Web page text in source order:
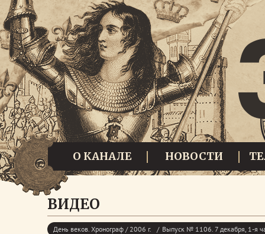
О КАНАЛЕ НОВОСТИ
ВИДЕО
День веков. Хронограф / 2006 г. Выпуск № 1106. 7 декабря, 1-я